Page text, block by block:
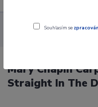
Alba CD
Mary
Mary Chapin
Straight In The
Souhlasím se